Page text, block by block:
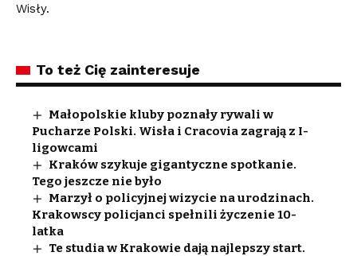
Wisły.
To też Cię zainteresuje
Małopolskie kluby poznały rywali w
Pucharze Polski. Wisła i Cracovia zagrają z I-
ligowcami
Kraków szykuje gigantyczne spotkanie.
Tego jeszcze nie było
Marzył o policyjnej wizycie na urodzinach.
Krakowscy policjanci spełnili życzenie 10-
latka
Te studia w Krakowie dają najlepszy start.